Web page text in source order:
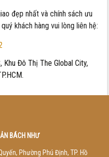
đẹp nhất và chính sách ưu
khách hàng vui lòng liên hệ:
Khu Đô Thị The Global City,
BÁCH NHƯ
Phường Phú Định, TP. Hồ